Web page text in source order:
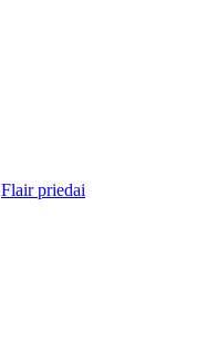
Flair priedai